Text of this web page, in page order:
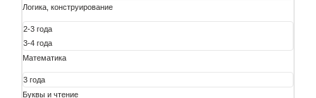
Логика, конструирование
2-3 года
3-4 года
Математика
3 года
Буквы и чтение